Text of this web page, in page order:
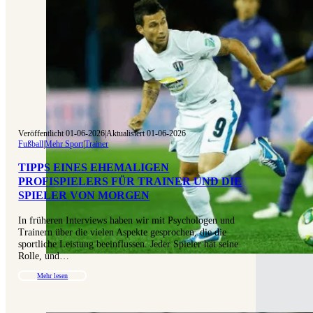
Veröffentlicht 01-06-2026|Aktualisiert 01-06-2026
Fußball|Mehr Sport|Trainer
TIPPS EINES EHEMALIGEN
PROFISPIELERS FÜR TRAINER UND DIE
SPIELER VON MORGEN
In früheren Interviews haben wir mit Psychologen und
Trainern über die vielen Aspekte gesprochen, die die
sportliche Leistung beeinflussen. Jeder Spieler hat seine
Rolle, und…
Mehr lesen